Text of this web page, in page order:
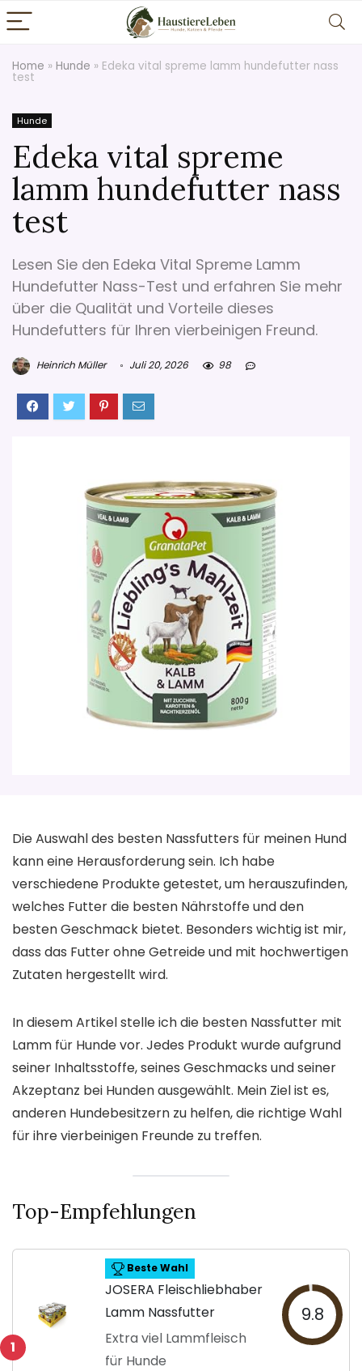
Home » Hunde » Edeka vital spreme lamm hundefutter nass
test
Hunde
Edeka vital spreme
lamm hundefutter nass
test
Lesen Sie den Edeka Vital Spreme Lamm
Hundefutter Nass-Test und erfahren Sie mehr
über die Qualität und Vorteile dieses
Hundefutters für Ihren vierbeinigen Freund.
Heinrich Müller Juli 20, 2026 98
Die Auswahl des besten Nassfutters für meinen Hund
kann eine Herausforderung sein. Ich habe
verschiedene Produkte getestet, um herauszufinden,
welches Futter die besten Nährstoffe und den
besten Geschmack bietet. Besonders wichtig ist mir,
dass das Futter ohne Getreide und mit hochwertigen
Zutaten hergestellt wird.
In diesem Artikel stelle ich die besten Nassfutter mit
Lamm für Hunde vor. Jedes Produkt wurde aufgrund
seiner Inhaltsstoffe, seines Geschmacks und seiner
Akzeptanz bei Hunden ausgewählt. Mein Ziel ist es,
anderen Hundebesitzern zu helfen, die richtige Wahl
für ihre vierbeinigen Freunde zu treffen.
Top-Empfehlungen
1
Beste Wahl
JOSERA Fleischliebhaber
Lamm Nassfutter
Extra viel Lammfleisch
für Hunde
9.8